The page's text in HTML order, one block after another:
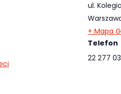
ul.
+ Mapa
Telefon
22 277